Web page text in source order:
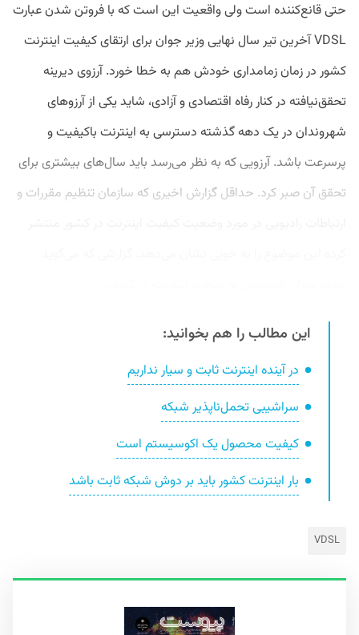
حتی قانع‌کننده است ولی واقعیت این است که با فروتن ‌شدن عبارت
VDSL آخرین تیر سال نهایی وزیر جوان برای ارتقای کیفیت اینترنت
کشور در زمان زمامداری خودش هم به خطا خورد. آرزوی دیرینه
تحقق‌نیافته در کنار رفاه اقتصادی و آزادی، شاید یکی از آرزوهای
شهروندان در یک دهه گذشته دسترسی به اینترنت باکیفیت و
پرسرعت باشد. آرزویی که به نظر می‌رسد باید سال‌های بیشتری برای
تحقق آن صبر کرد. حداقل گزارش‌ اخیری که سازمان تنظیم مقررات و
این مطالب را هم بخوانید:
در آینده اینترنت ثابت و سیار نداریم
سراشیبی تحمل‌ناپذیر شبکه
کیفیت محصول یک اکوسیستم است
بار اینترنت کشور باید بر دوش شبکه ثابت باشد
VDSL